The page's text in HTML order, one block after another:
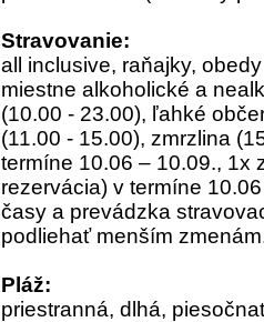
Stravovanie:
all inclusive, raňajky,
miestne alkoholické a
(10.00 - 23.00), ľahké
(11.00 - 15.00), zmrzlina
termíne 10.06 – 10.09., 1x
rezervácia) v termíne
časy a prevádzka
podliehať menším
Pláž:
priestranná, dlhá,